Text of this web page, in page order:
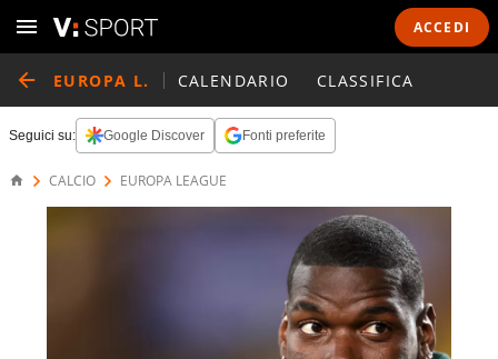
ACCEDI
EUROPA L. CALENDARIO CLASSIFICA
Seguici su: Google Discover Fonti preferite
CALCIO EUROPA LEAGUE